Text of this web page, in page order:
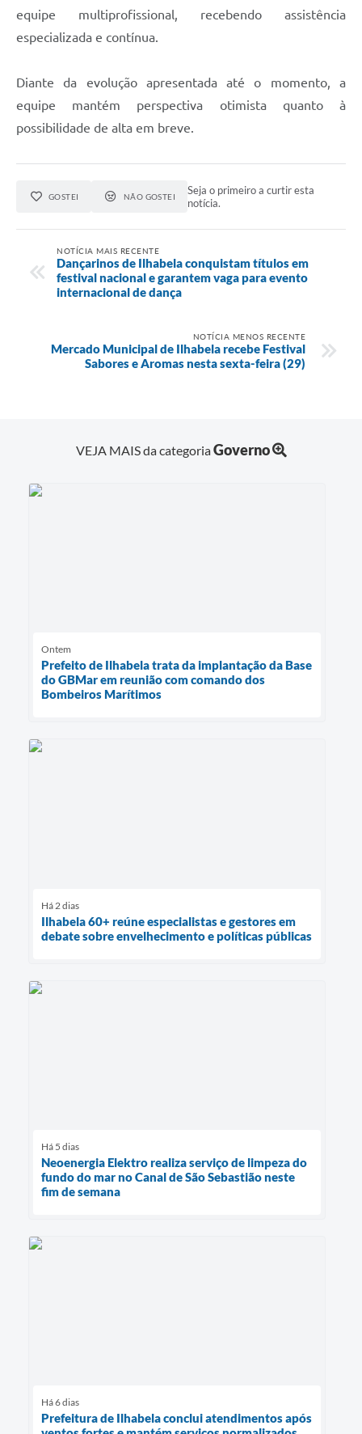
equipe multiprofissional, recebendo assistência
especializada e contínua.
Diante da evolução apresentada até o momento, a
equipe mantém perspectiva otimista quanto à
possibilidade de alta em breve.
GOSTEI NÃO GOSTEI
Seja o primeiro a curtir esta
notícia.
NOTÍCIA MAIS RECENTE
Dançarinos de Ilhabela conquistam títulos em
festival nacional e garantem vaga para evento
internacional de dança
NOTÍCIA MENOS RECENTE
Mercado Municipal de Ilhabela recebe Festival
Sabores e Aromas nesta sexta-feira (29)
VEJA MAIS da categoriaGoverno
Ontem
Prefeito de Ilhabela trata da implantação da Base
do GBMar em reunião com comando dos
Bombeiros Marítimos
Há 2 dias
Ilhabela 60+ reúne especialistas e gestores em
debate sobre envelhecimento e políticas públicas
Há 5 dias
Neoenergia Elektro realiza serviço de limpeza do
fundo do mar no Canal de São Sebastião neste
fim de semana
Há 6 dias
Prefeitura de Ilhabela conclui atendimentos após